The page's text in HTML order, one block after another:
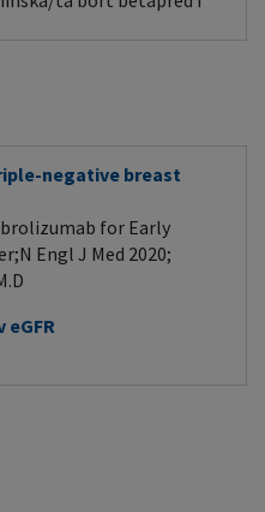
negative breast
for Early
Engl J Med 2020;